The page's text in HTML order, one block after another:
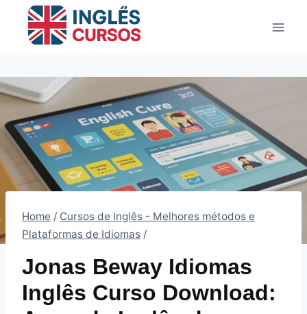
Conteúdo
Home / Cursos de Inglês - Melhores métodos e
Plataformas de Idiomas /
Jonas Beway Idiomas
Inglês Curso Download: